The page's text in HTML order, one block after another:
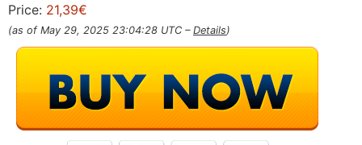
Price: 21,39€
(as of May 29, 2025 23:04:28 UTC – Details)